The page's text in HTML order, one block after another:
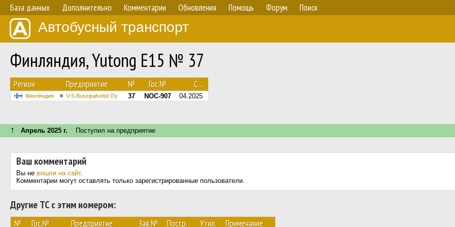
База данных Дополнительно Комментарии Обновления Помощь Форум Поиск
Автобусный транспорт
Финляндия, Yutong E15 № 37
Регион Предприятие № Гос.№ С...
Финляндия V-S Bussipalvelut Oy 37 NOC-907 04.2025
↑ Апрель 2025 г. Поступил на предприятие
Ваш комментарий
Вы не вошли на сайт.
Комментарии могут оставлять только зарегистрированные пользователи.
Другие ТС с этим номером:
№ Гос.№ Предприятие Зав.№ Постр. Утил. Примечание